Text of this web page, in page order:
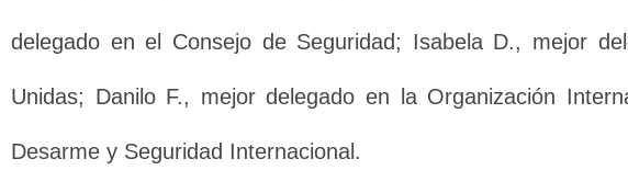
delegado en el Consejo de Seguridad; Isabela D., mejor
Unidas; Danilo F., mejor delegado en la Organización
Desarme y Seguridad Internacional.